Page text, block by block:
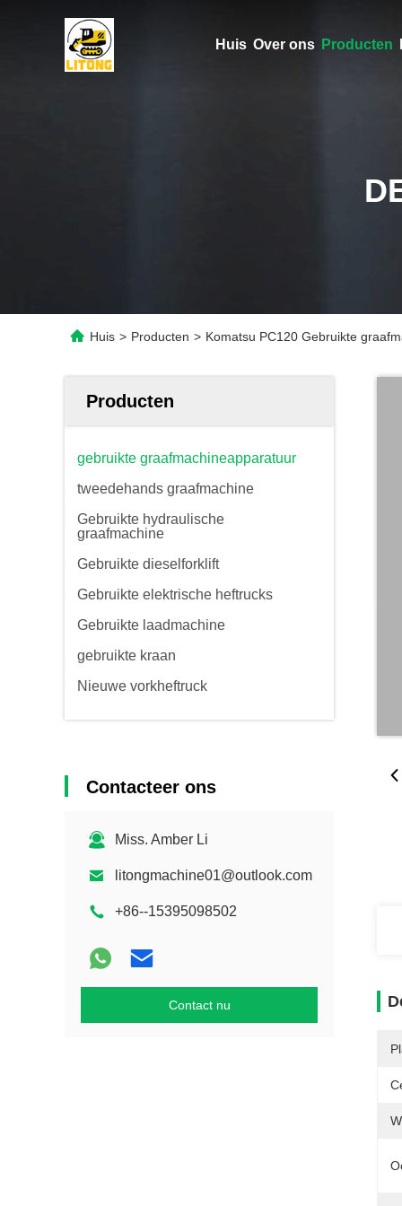
Huis Over ons Producten
Huis > Producten > Komatsu PC120 Gebruikte
Producten
gebruikte graafmachineapparatuur
tweedehands graafmachine
Gebruikte hydraulische
graafmachine
Gebruikte dieselforklift
Gebruikte elektrische heftrucks
Gebruikte laadmachine
gebruikte kraan
Nieuwe vorkheftruck
Contacteer ons
Miss. Amber Li
litongmachine01@outlook.com
+86--15395098502
Contact nu